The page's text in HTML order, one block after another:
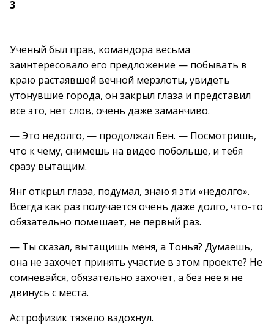
3
Ученый был прав, командора весьма
заинтересовало его предложение — побывать в
краю растаявшей вечной мерзлоты, увидеть
утонувшие города, он закрыл глаза и представил
все это, нет слов, очень даже заманчиво.
— Это недолго, — продолжал Бен. — Посмотришь,
что к чему, снимешь на видео побольше, и тебя
сразу вытащим.
Янг открыл глаза, подумал, знаю я эти «недолго».
Всегда как раз получается очень даже долго, что-то
обязательно помешает, не первый раз.
— Ты сказал, вытащишь меня, а Тонья? Думаешь,
она не захочет принять участие в этом проекте? Не
сомневайся, обязательно захочет, а без нее я не
двинусь с места.
Астрофизик тяжело вздохнул.